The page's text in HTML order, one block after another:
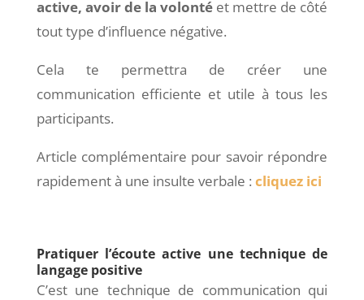
active, avoir de la volonté et mettre de côté
tout type d’influence négative.
Cela te permettra de créer une
communication efficiente et utile à tous les
participants.
Article complémentaire pour savoir répondre
rapidement à une insulte verbale : cliquez ici
Pratiquer l’écoute active une technique de
langage positive
C’est une technique de communication qui